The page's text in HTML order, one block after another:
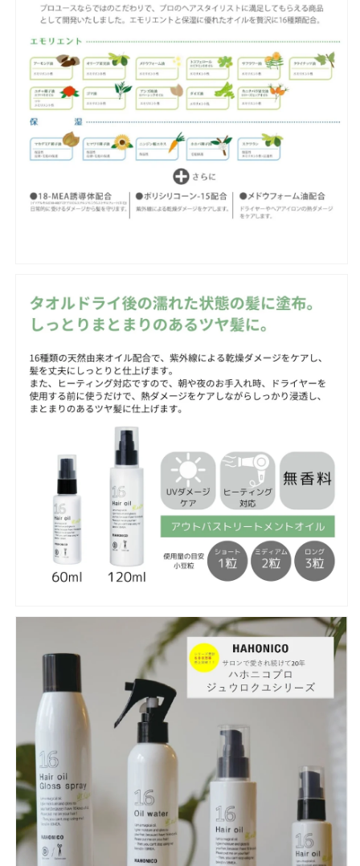
ア
天
然
由
来
オ
イ
ル
ー
テ
数
量
減
ら
す
ア
天
然
由
来
オ
イ
ル
ー
テ
数
量
増
や
す